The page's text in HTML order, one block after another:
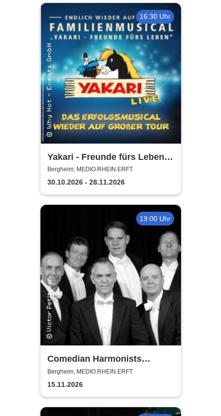
16:30 Uhr
Yakari - Freunde fürs Leben -
Das Musical für die ganze
Familie
Bergheim, MEDIO.RHEIN.ERFT.
30.10.2026 - 28.11.2026
19:00 Uhr
Comedian Harmonists
Forever - Das Leben ein
Konzert
Bergheim, MEDIO.RHEIN.ERFT.
15.11.2026